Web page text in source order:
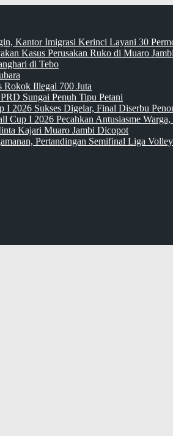
Kantor Imigrasi Kerinci Layani 30
Kasus Perusakan Ruko di Muaro Jambi
di Tebo
Rokok Illegal 700 Juta
Sungai Penuh Tipu Petani
2026 Sukses Digelar, Final Diserbu
Cup I 2026 Pecahkan Antusiasme
Kajari Muaro Jambi Dicopot
Pertandingan Semifinal Liga